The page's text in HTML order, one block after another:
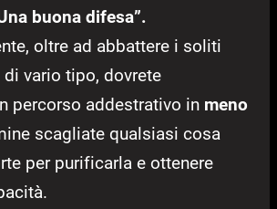
buona difesa”.
oltre ad abbattere i soliti
vario tipo, dovrete
percorso addestrativo in meno
scagliate qualsiasi cosa
per purificarla e ottenere